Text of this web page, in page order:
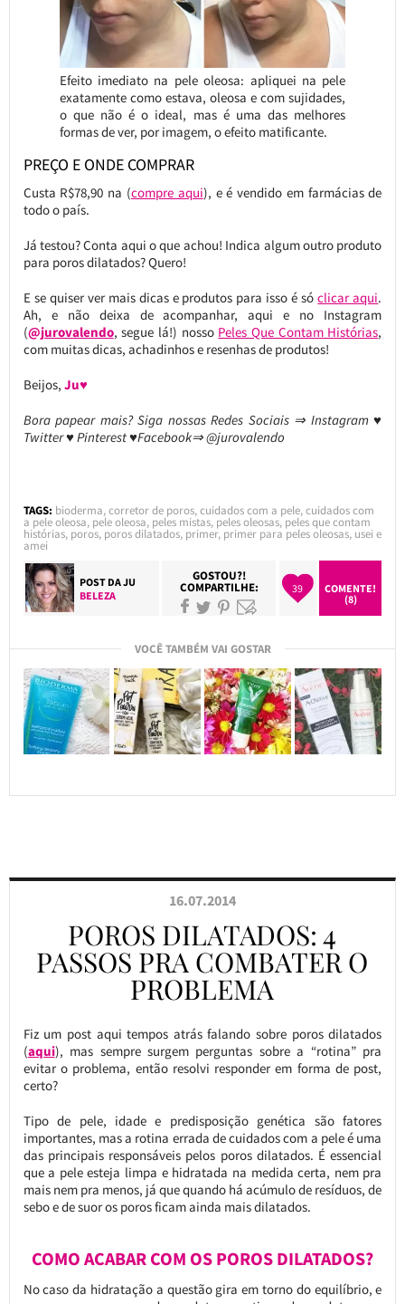
Efeito imediato na pele oleosa: apliquei na pele
exatamente como estava, oleosa e com sujidades,
o que não é o ideal, mas é uma das melhores
formas de ver, por imagem, o efeito matificante.
PREÇO E ONDE COMPRAR
Custa R$78,90 na (compre aqui), e é vendido em farmácias de
todo o país.
Já testou? Conta aqui o que achou! Indica algum outro produto
para poros dilatados? Quero!
E se quiser ver mais dicas e produtos para isso é sóclicar aqui.
Ah, e não deixa de acompanhar, aqui e no Instagram
(@jurovalendo, segue lá!) nosso Peles Que Contam Histórias,
com muitas dicas, achadinhos e resenhas de produtos!
Beijos, Ju♥
Bora papear mais? Siga nossas Redes Sociais ⇒ Instagram ♥
Twitter ♥ Pinterest ♥Facebook⇒ @jurovalendo
TAGS: bioderma,corretor de poros,cuidados com a pele,cuidados com
a pele oleosa, pele oleosa, peles mistas, peles oleosas, peles que contam
histórias, poros, poros dilatados, primer, primer para peles oleosas, usei e
amei
POST DAJU
BELEZA
GOSTOU?!
COMPARTILHE: 39
COMENTE!
(8)
VOCÊ TAMBÉM VAI GOSTAR
16.07.2014
POROS DILATADOS: 4
PASSOS PRA COMBATER O
PROBLEMA
Fiz um post aqui tempos atrás falando sobre poros dilatados
(aqui), mas sempre surgem perguntas sobre a “rotina” pra
evitar o problema, então resolvi responder em forma de post,
certo?
Tipo de pele, idade e predisposição genética são fatores
importantes, mas a rotina errada de cuidados com a pele é uma
das principais responsáveis pelos poros dilatados. É essencial
que a pele esteja limpa e hidratada na medida certa, nem pra
mais nem pra menos, já que quando há acúmulo de resíduos, de
sebo e de suor os poros ficam ainda mais dilatados.
COMO ACABAR COM OS POROS DILATADOS?
No caso da hidratação a questão gira em torno do equilíbrio, e